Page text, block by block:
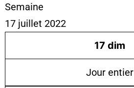
Semaine
17 juillet 2022
17 dim
Jour entier